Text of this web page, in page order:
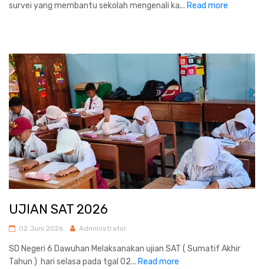
survei yang membantu sekolah mengenali ka... Read more
UJIAN SAT 2026
02 Juni 2026 Administrator
SD Negeri 6 Dawuhan Melaksanakan ujian SAT ( Sumatif Akhir
Tahun ) hari selasa pada tgal 02... Read more